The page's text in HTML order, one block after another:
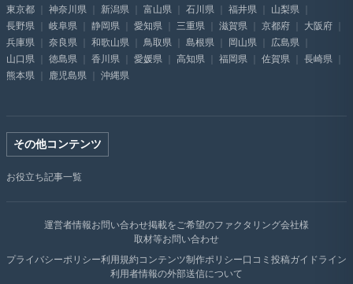
東京都
神奈川県 新潟県 富山県 石川県 福井県
山梨県
長野県
岐阜県 静岡県 愛知県 三重県 滋賀県 京都府
大阪府
兵庫県
奈良県 和歌山県 鳥取県 島根県 岡山県
広島県
山口県
徳島県 香川県 愛媛県 高知県 福岡県 佐賀県
長崎県
熊本県
鹿児島県 沖縄県
その他コンテンツ
お役立ち記事一覧
運営者情報お問い合わせ掲載をご希望のファクタリング会社様
取材等お問い合わせ
プライバシーポリシー利用規約 コンテンツ制作ポリシー口コミ投稿ガイドライン
利用者情報の外部送信について